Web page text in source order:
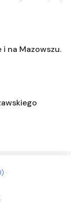
i na Mazowszu.
·